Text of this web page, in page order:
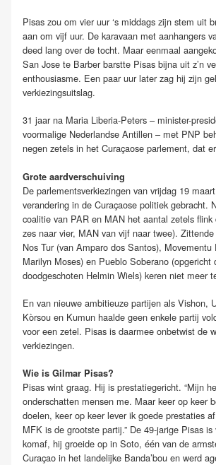
Pisas zou om vier uur ‘s middags zijn stem uit
aan om vijf uur. De karavaan met aanhangers
deed lang over de tocht. Maar eenmaal
San Jose te Barber barstte Pisas bijna uit z’n
enthousiasme. Een paar uur later zag hij zijn
verkiezingsuitslag.
31 jaar na Maria Liberia-Peters – minister-
voormalige Nederlandse Antillen – met PNP
negen zetels in het Curaçaose parlement, dat
Grote aardverschuiving
De parlementsverkiezingen van vrijdag 19
verandering in de Curaçaose politiek gebracht.
coalitie van PAR en MAN het aantal zetels flink
zes naar vier, MAN van vijf naar twee).
Nos Tur (van Amparo dos Santos), Movementu
Marilyn Moses) en Pueblo Soberano (opgericht
doodgeschoten Helmin Wiels) keren niet meer
En van nieuwe ambitieuze partijen als Vishon,
Kòrsou en Kumun haalde geen enkele partij
voor een zetel. Pisas is daarmee onbetwist de
verkiezingen.
Wie is Gilmar Pisas?
Pisas wint graag. Hij is prestatiegericht. “Mijn
onderschatten mensen me. Maar keer op keer
doelen, keer op keer lever ik goede prestaties
MFK is de grootste partij.” De 49-jarige Pisas
komaf, hij groeide op in Soto, één van de
Curaçao in het landelijke Banda’bou en werd